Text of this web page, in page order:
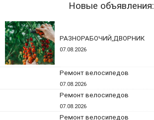
Новые объявления:
РАЗНОРАБОЧИЙ,ДВОРНИК
07.08.2026
Ремонт велосипедов
07.08.2026
Ремонт велосипедов
07.08.2026
Ремонт велосипедов